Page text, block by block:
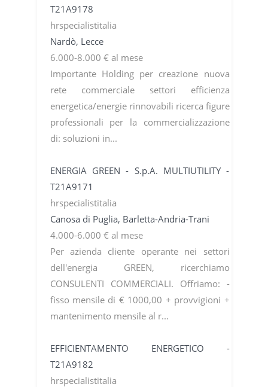
T21A9178
hrspecialistitalia
Nardò, Lecce
6.000-8.000 € al mese
Importante Holding per creazione nuova
rete commerciale settori efficienza
energetica/energie rinnovabili ricerca figure
professionali per la commercializzazione
di: soluzioni in...
ENERGIA GREEN - S.p.A. MULTIUTILITY -
T21A9171
hrspecialistitalia
Canosa di Puglia, Barletta-Andria-Trani
4.000-6.000 € al mese
Per azienda cliente operante nei settori
dell'energia GREEN, ricerchiamo
CONSULENTI COMMERCIALI. Offriamo: -
fisso mensile di € 1000,00 + provvigioni +
mantenimento mensile al r...
EFFICIENTAMENTO ENERGETICO -
T21A9182
hrspecialistitalia